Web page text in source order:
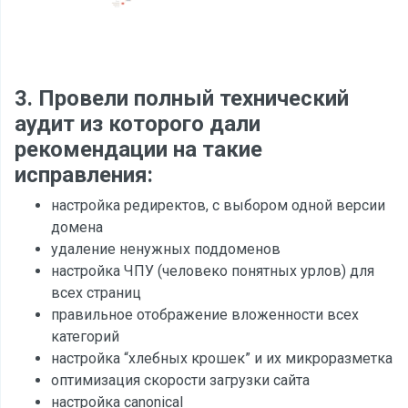
3. Провели полный технический
аудит из которого дали
рекомендации на такие
исправления:
настройка редиректов, с выбором одной версии
домена
удаление ненужных поддоменов
настройка ЧПУ (человеко понятных урлов) для
всех страниц
правильное отображение вложенности всех
категорий
настройка “хлебных крошек” и их микроразметка
оптимизация скорости загрузки сайта
настройка canonical